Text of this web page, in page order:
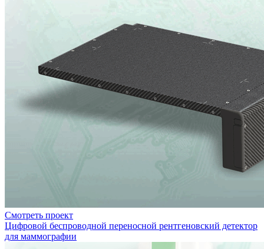
Смотреть проект
Цифровой беспроводной переносной рентгеновский детектор
для маммографии